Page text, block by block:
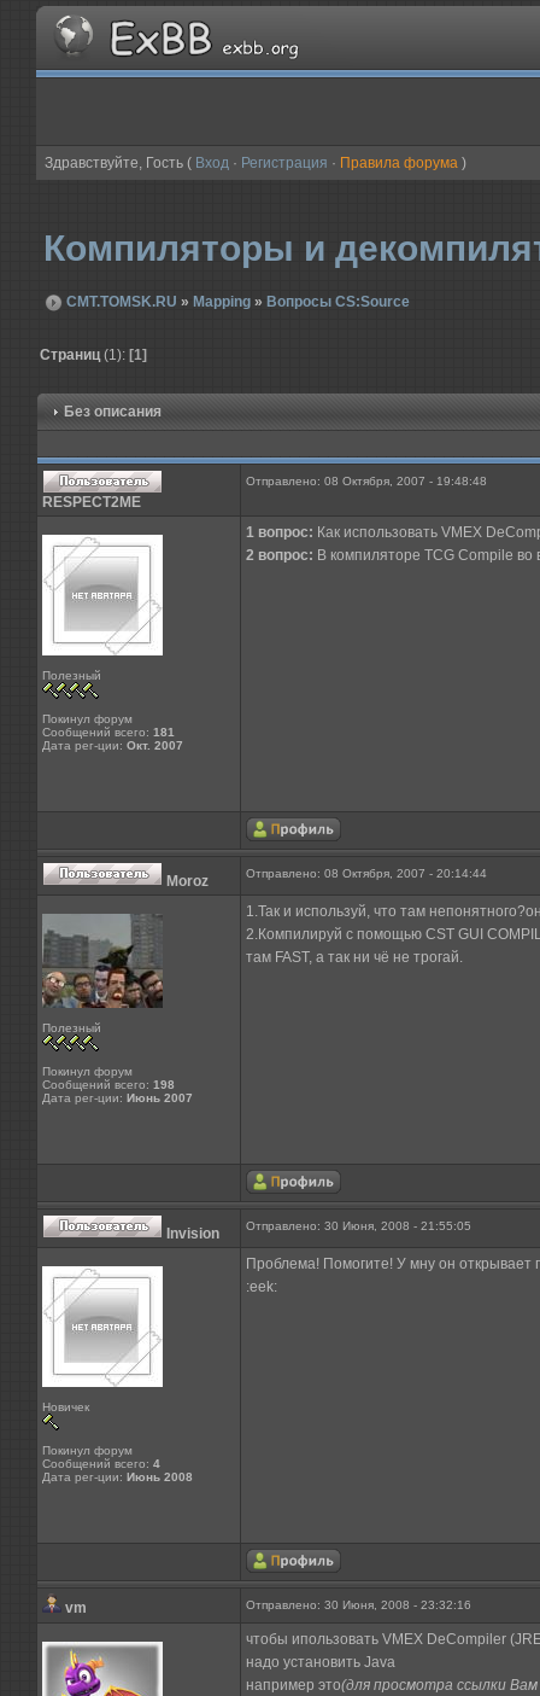
Здравствуйте, Гость ( Вход· Регистрация · Правила форума)
Компиляторы и
CMT.TOMSK.RU » Mapping» Вопросы CS:Source
Страниц(1): [1]
Без описания
RESPECT2ME
Отправлено: 08 Октября, 2007 - 19:48:48
Полезный
Покинул форум
Сообщений всего: 181
Дата рег-ции: Окт. 2007
1 вопрос: Как использовать VMEX
2 вопрос: В компиляторе TCG Compile во
Moroz Отправлено: 08 Октября, 2007 - 20:14:44
Полезный
Покинул форум
Сообщений всего: 198
Дата рег-ции: Июнь 2007
1.Так и используй, что там
2.Компилируй с помощью CST GUI
там FAST, а так ни чё не трогай.
Invision Отправлено: 30 Июня, 2008 - 21:55:05
Новичек
Покинул форум
Сообщений всего: 4
Дата рег-ции: Июнь 2008
Проблема! Помогите! У мну он открывает
:eek:
vm Отправлено: 30 Июня, 2008 - 23:32:16
чтобы ипользовать VMEX DeCompiler
надо установить Java
например это(для просмотра ссылки